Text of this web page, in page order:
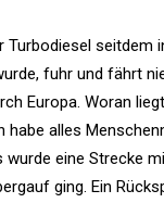
Turbodiesel seitdem
fuhr und fährt
Europa. Woran
habe alles
wurde eine Strecke
ging. Ein